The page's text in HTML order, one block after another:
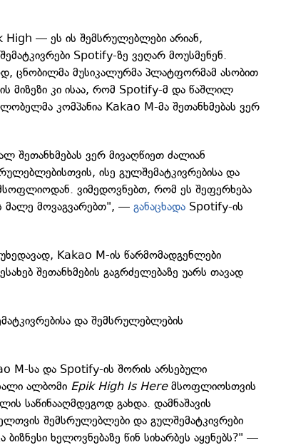
— ეს ის შემსრულებლები არიან,
Spotify-ზე ვეღარ მოუსმენენ.
ცნობილმა მუსიკალურმა პლატფორმამ ასობით
მიზეზი კი ისაა, რომ Spotify-მ და წაშლილ
კომპანია Kakao M-მა შეთანხმებას ვერ
შეთანხმებას ვერ მივაღწიეთ ძალიან
ისე გულშემატკივრებისა და
ვიმედოვნებთ, რომ ეს შეფერხება
მალე მოვაგვარებთ", —განაცხადა Spotify-ის
Kakao M-ის წარმომადგენლები
შეთანხმების გაგრძელებაზე უარს თავად
და შემსრულებლების
M-სა და Spotify-ის შორის არსებული
ალბომი Epik High Is Hereმსოფლიოსთვის
საწინააღმდეგოდ გახდა. დამნაშავის
შემსრულებლები და გულშემატკივრები
ხელოვნებაზე წინ სიხარბეს აყენებს?" —